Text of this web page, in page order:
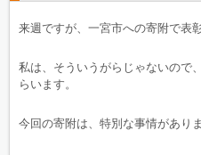
来週ですが、一宮市への寄附で表
私は、そういうがらじゃないので
らいます。
今回の寄附は、特別な事情がありま